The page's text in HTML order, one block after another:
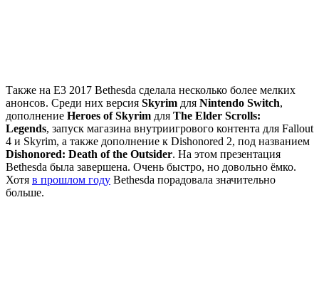
Также на E3 2017 Bethesda сделала несколько более мелких
анонсов. Среди них версия Skyrim для Nintendo Switch,
дополнение Heroes of Skyrim для The Elder Scrolls:
Legends, запуск магазина внутриигрового контента для Fallout
4 и Skyrim, а также дополнение к Dishonored 2, под названием
Dishonored: Death of the Outsider. На этом презентация
Bethesda была завершена. Очень быстро, но довольно ёмко.
Хотя в прошлом году Bethesda порадовала значительно
больше.